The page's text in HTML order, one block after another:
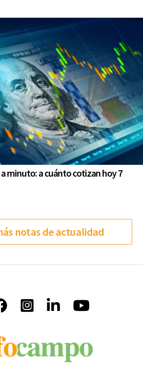
minuto: a cuánto cotizan hoy 7
notas de actualidad